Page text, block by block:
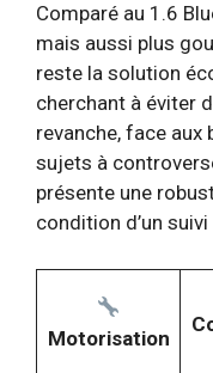
Comparé au 1.6
mais aussi plus
reste la solution
cherchant à éviter
revanche, face aux
sujets à
présente une
condition d’un
Motorisation